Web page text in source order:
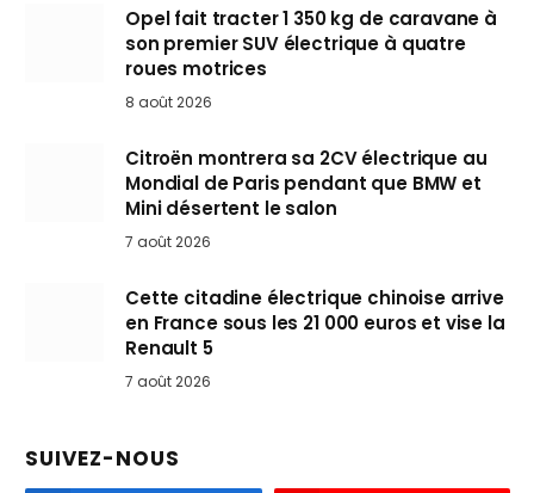
Opel fait tracter 1 350 kg de caravane à
son premier SUV électrique à quatre
roues motrices
8 août 2026
Citroën montrera sa 2CV électrique au
Mondial de Paris pendant que BMW et
Mini désertent le salon
7 août 2026
Cette citadine électrique chinoise arrive
en France sous les 21 000 euros et vise la
Renault 5
7 août 2026
SUIVEZ-NOUS